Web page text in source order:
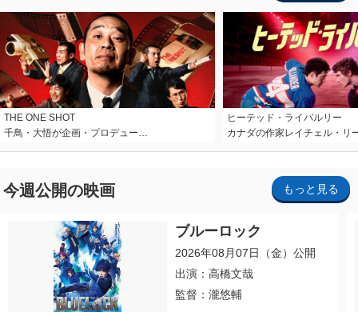
THE ONE SHOT
千鳥・大悟が企画・プロデュー…
ヒーテッド・ライバルリー
カナダの作家レイチェル・リ
今週公開の映画 もっと見る
ブルーロック
2026年08月07日（金）公開
出演：高橋文哉
監督：瀧悠輔